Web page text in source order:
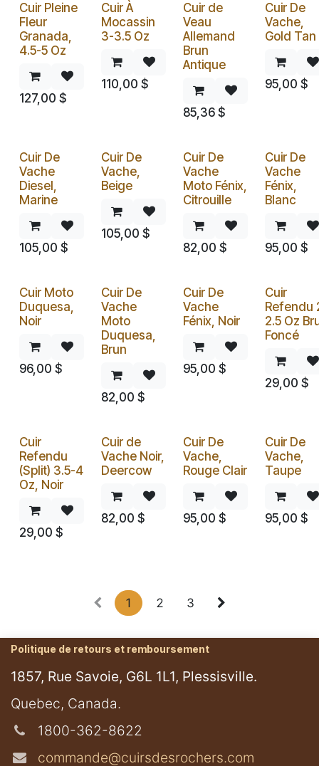
Cuir Pleine
Fleur
Granada,
4.5-5 Oz
127,00 $
Cuir À
Mocassin
3-3.5 Oz
110,00 $
Cuir de
Veau
Allemand
Brun
Antique
85,36 $
Cuir De
Vache,
Gold Tan
95,00 $
Cuir De
Vache
Diesel,
Marine
105,00 $
Cuir De
Vache,
Beige
105,00 $
Cuir De
Vache
Moto Fénix,
Citrouille
82,00 $
Cuir De
Vache
Fénix,
Blanc
95,00 $
Cuir Moto
Duquesa,
Noir
96,00 $
Cuir De
Vache
Moto
Duquesa,
Brun
82,00 $
Cuir De
Vache
Fénix, Noir
95,00 $
Cuir
Refendu
2.5 Oz
Foncé
29,00 $
Cuir
Refendu
(Split) 3.5-4
Oz, Noir
29,00 $
Cuir de
Vache Noir,
Deercow
82,00 $
Cuir De
Vache,
Rouge Clair
95,00 $
Cuir De
Vache,
Taupe
95,00 $
1 2 3
Politique de retours et remboursement
1857, Rue Savoie, G6L 1L1, Plessisville.
​Quebec, Canada.
1800-362-8622
commande@cuirsdesrochers.com